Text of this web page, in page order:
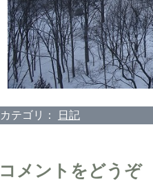
カテゴリ： 日記
コメントをどうぞ